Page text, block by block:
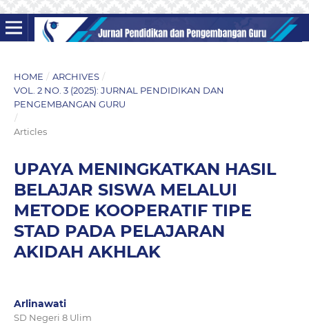
HOME / ARCHIVES /
VOL. 2 NO. 3 (2025): JURNAL PENDIDIKAN DAN
PENGEMBANGAN GURU
/
Articles
UPAYA MENINGKATKAN HASIL
BELAJAR SISWA MELALUI
METODE KOOPERATIF TIPE
STAD PADA PELAJARAN
AKIDAH AKHLAK
Arlinawati
SD Negeri 8 Ulim